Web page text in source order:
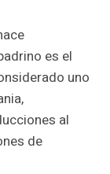
es el
uno
al
de